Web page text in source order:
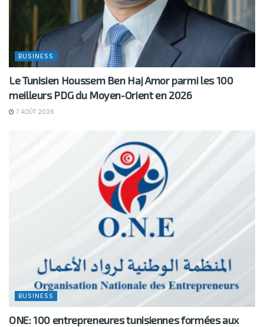
BUSINESS
Le Tunisien Houssem Ben Haj Amor parmi les 100
meilleurs PDG du Moyen-Orient en 2026
7 AOÛT 2026
BUSINESS
ONE: 100 entrepreneures tunisiennes formées aux